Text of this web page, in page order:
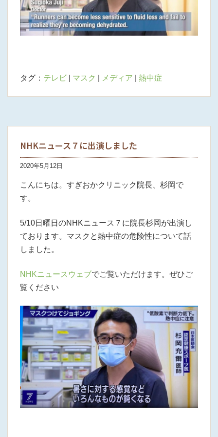
タグ： テレビ マスク メディア 熱中症
NHKニュース７に出演しました
2020年5月12日
こんにちは。すぎおかクリニック院長、杉岡で
す。
5/10日曜日のNHKニュース７に院長杉岡が出演し
ております。マスクと熱中症の危険性について話
しました。
NHKニュースウェブでご覧いただけます。ぜひご
覧ください